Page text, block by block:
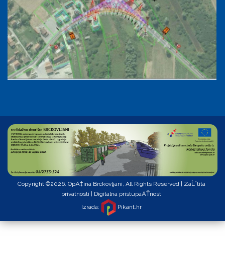
Copyright ©2026. OpÄ‡ina Brckovljani, All Rights Reserved |
ZaĹˇtita
privatnosti
Digitalna pristupaÄŤnost
Izrada:
Pikant.hr